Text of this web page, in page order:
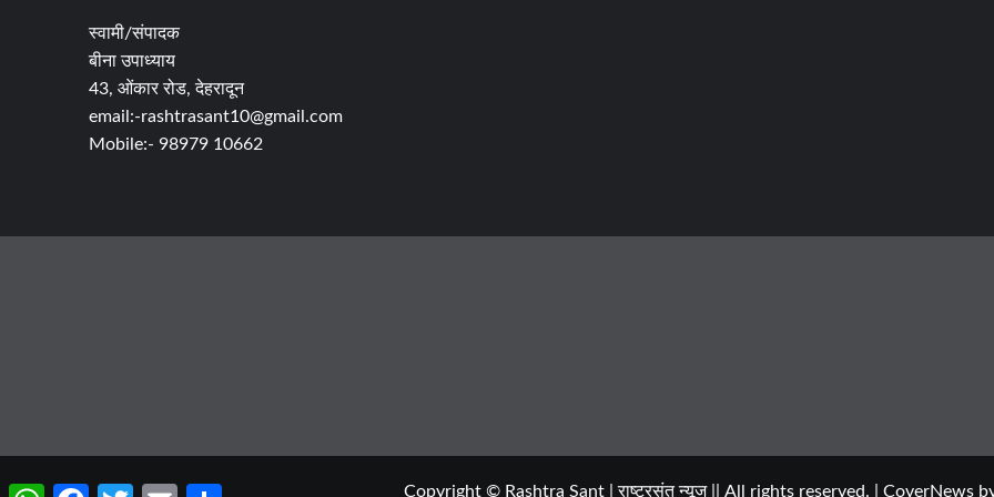
स्वामी/संपादक
बीना उपाध्याय
43, ओंकार रोड, देहरादून
email:-rashtrasant10@gmail.com
Mobile:- 98979 10662
Copyright © Rashtra Sant | राष्ट्रसंत न्यूज || All rights reserved. CoverNews
WhatsAppFacebookTwitterEmail